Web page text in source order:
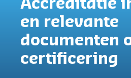
Accreditatie
en relevante
documenten
certificering